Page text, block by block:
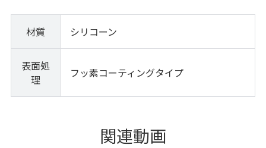
材質 シリコーン
表面処
理
フッ素コーティングタイプ
関連動画